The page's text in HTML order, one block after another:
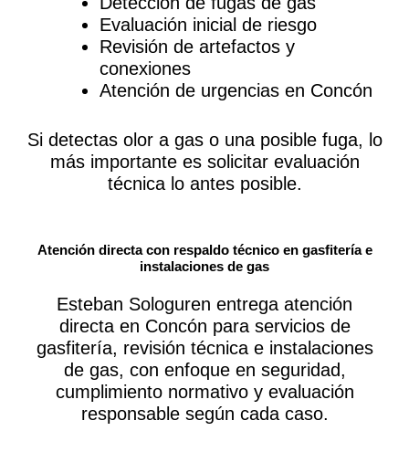
Evaluación inicial de riesgo
Revisión de artefactos y
conexiones
Atención de urgencias en Concón
Si detectas olor a gas o una posible fuga, lo
más importante es solicitar evaluación
técnica lo antes posible.
Atención directa con respaldo técnico en gasfitería e
instalaciones de gas
Esteban Sologuren entrega atención
directa en Concón para servicios de
gasfitería, revisión técnica e instalaciones
de gas, con enfoque en seguridad,
cumplimiento normativo y evaluación
responsable según cada caso.